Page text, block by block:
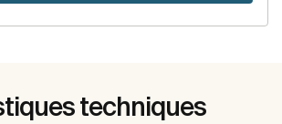
techniques